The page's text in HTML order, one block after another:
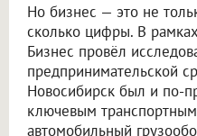
Но бизнес — это не
сколько цифры. В
Бизнес провёл
предпринимательской
Новосибирск был и по-
ключевым
автомобильный